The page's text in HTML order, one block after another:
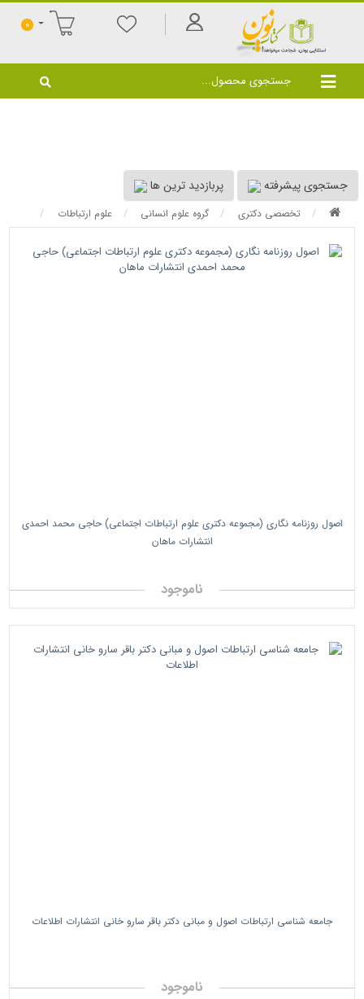
0
جستجوی پیشرفته پربازدید ترین ها
تخصصی دکتری گروه علوم انسانی علوم ارتباطات
اصول روزنامه نگاری (مجموعه دکتری علوم ارتباطات اجتماعی) حاجی محمد احمدی
انتشارات ماهان
ناموجود
جامعه شناسی ارتباطات اصول و مبانی دکتر باقر سارو خانی انتشارات اطلاعات
ناموجود